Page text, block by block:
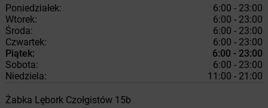
Poniedziałek:
6:00 - 23:00
Wtorek:
6:00 - 23:00
Środa:
6:00 - 23:00
Czwartek:
6:00 - 23:00
Piątek:
6:00 - 23:00
Sobota:
6:00 - 23:00
Niedziela:
11:00 - 21:00
Żabka Lębork Czołgistów 15b